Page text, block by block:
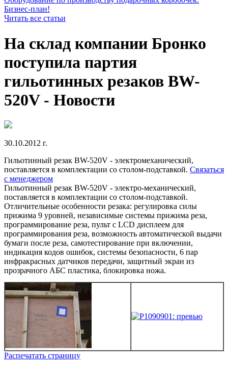
Бизнес-план!
Читать все статьи
На склад компании Бронко
поступила партия
гильотинных резаков BW-
520V - Новости
30.10.2012 г.
Гильотинный резак BW-520V - электромеханический,
поставляется в комплектации со столом-подставкой. Связаться
с менеджером
Гильотинный резак BW-520V - электро-механический,
поставляется в комплектации со столом-подставкой.
Отличительные особенности резака: регулировка силы
прижима 9 уровней, независимые системы прижима реза,
программирование реза, пульт с LCD дисплеем для
программирования реза, возможность автоматической выдачи
бумаги после реза, самотестирование при включении,
индикация кодов ошибок, системы безопасности, 6 пар
инфракрасных датчиков передачи, защитный экран из
прозрачного АБС пластика, блокировка ножа.
Распечатать страницу